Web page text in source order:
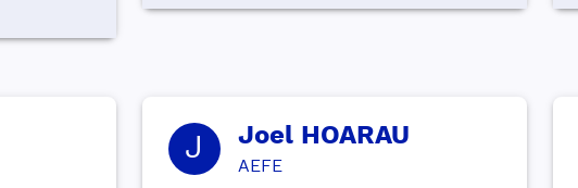
J Joel HOARAU
AEFE